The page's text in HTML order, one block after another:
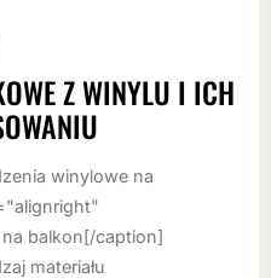
Z WINYLU I ICH
winylowe na
balkon[/caption]
materiału